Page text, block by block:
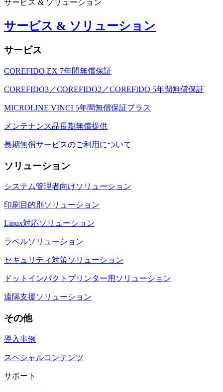
サービス & ソリューション
サービス & ソリューション
サービス
COREFIDO EX 7年間無償保証
COREFIDO3／COREFIDO2／COREFIDO 5年間無償保証
MICROLINE VINCI 5年間無償保証プラス
メンテナンス品長期無償提供
長期無償サービスのご利用について
ソリューション
システム管理者向けソリューション
印刷目的別ソリューション
Linux対応ソリューション
ラベルソリューション
セキュリティ対策ソリューション
ドットインパクトプリンター用ソリューション
遠隔支援ソリューション
その他
導入事例
スペシャルコンテンツ
サポート